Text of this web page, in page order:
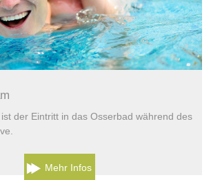
der Eintritt in das Osserbad während des
Mehr Infos